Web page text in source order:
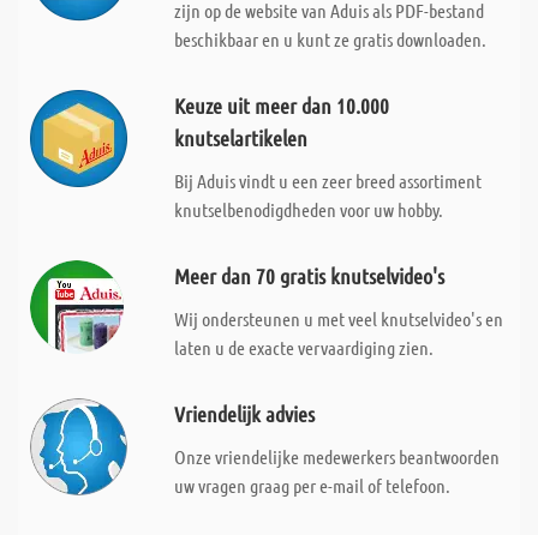
zijn op de website van Aduis als PDF-bestand
beschikbaar en u kunt ze gratis downloaden.
Keuze uit meer dan 10.000
knutselartikelen
Bij Aduis vindt u een zeer breed assortiment
knutselbenodigdheden voor uw hobby.
Meer dan 70 gratis knutselvideo's
Wij ondersteunen u met veel knutselvideo's en
laten u de exacte vervaardiging zien.
Vriendelijk advies
Onze vriendelijke medewerkers beantwoorden
uw vragen graag per e-mail of telefoon.